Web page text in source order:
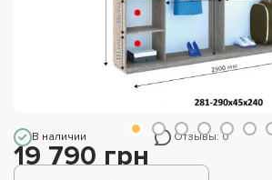
В наличии Отзывы: 0
19 790 грн